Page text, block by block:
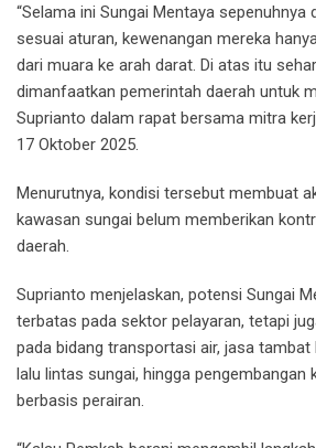
“Selama ini Sungai Mentaya sepenuhnya
sesuai aturan, kewenangan mereka
dari muara ke arah darat. Di atas itu
dimanfaatkan pemerintah daerah untuk
Suprianto dalam rapat bersama mitra
17 Oktober 2025.
Menurutnya, kondisi tersebut membuat
kawasan sungai belum memberikan
daerah.
Suprianto menjelaskan, potensi Sungai
terbatas pada sektor pelayaran, tetapi
pada bidang transportasi air, jasa tambat
lalu lintas sungai, hingga pengembangan
berbasis perairan.